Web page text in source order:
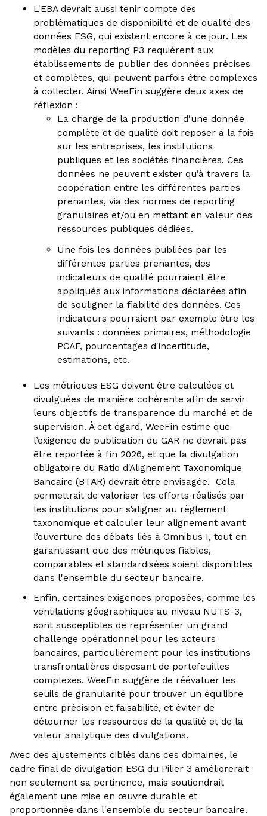
L'EBA devrait aussi tenir compte des
problématiques de disponibilité et de qualité des
données ESG, qui existent encore à ce jour. Les
modèles du reporting P3 requièrent aux
établissements de publier des données précises
et complètes, qui peuvent parfois être complexes
à collecter. Ainsi WeeFin suggère deux axes de
réflexion :
La charge de la production d’une donnée
complète et de qualité doit reposer à la fois
sur les entreprises, les institutions
publiques et les sociétés financières. Ces
données ne peuvent exister qu’à travers la
coopération entre les différentes parties
prenantes, via des normes de reporting
granulaires et/ou en mettant en valeur des
ressources publiques dédiées.
Une fois les données publiées par les
différentes parties prenantes, des
indicateurs de qualité pourraient être
appliqués aux informations déclarées afin
de souligner la fiabilité des données. Ces
indicateurs pourraient par exemple être les
suivants : données primaires, méthodologie
PCAF, pourcentages d'incertitude,
estimations, etc.
Les métriques ESG doivent être calculées et
divulguées de manière cohérente afin de servir
leurs objectifs de transparence du marché et de
supervision. À cet égard, WeeFin estime que
l’exigence de publication du GAR ne devrait pas
être reportée à fin 2026, et que la divulgation
obligatoire du Ratio d'Alignement Taxonomique
Bancaire (BTAR) devrait être envisagée. Cela
permettrait de valoriser les efforts réalisés par
les institutions pour s’aligner au règlement
taxonomique et calculer leur alignement avant
l’ouverture des débats liés à Omnibus I, tout en
garantissant que des métriques fiables,
comparables et standardisées soient disponibles
dans l'ensemble du secteur bancaire.
Enfin, certaines exigences proposées, comme les
ventilations géographiques au niveau NUTS-3,
sont susceptibles de représenter un grand
challenge opérationnel pour les acteurs
bancaires, particulièrement pour les institutions
transfrontalières disposant de portefeuilles
complexes. WeeFin suggère de réévaluer les
seuils de granularité pour trouver un équilibre
entre précision et faisabilité, et éviter de
détourner les ressources de la qualité et de la
valeur analytique des divulgations.
Avec des ajustements ciblés dans ces domaines, le
cadre final de divulgation ESG du Pilier 3 améliorerait
non seulement sa pertinence, mais soutiendrait
également une mise en œuvre durable et
proportionnée dans l'ensemble du secteur bancaire.